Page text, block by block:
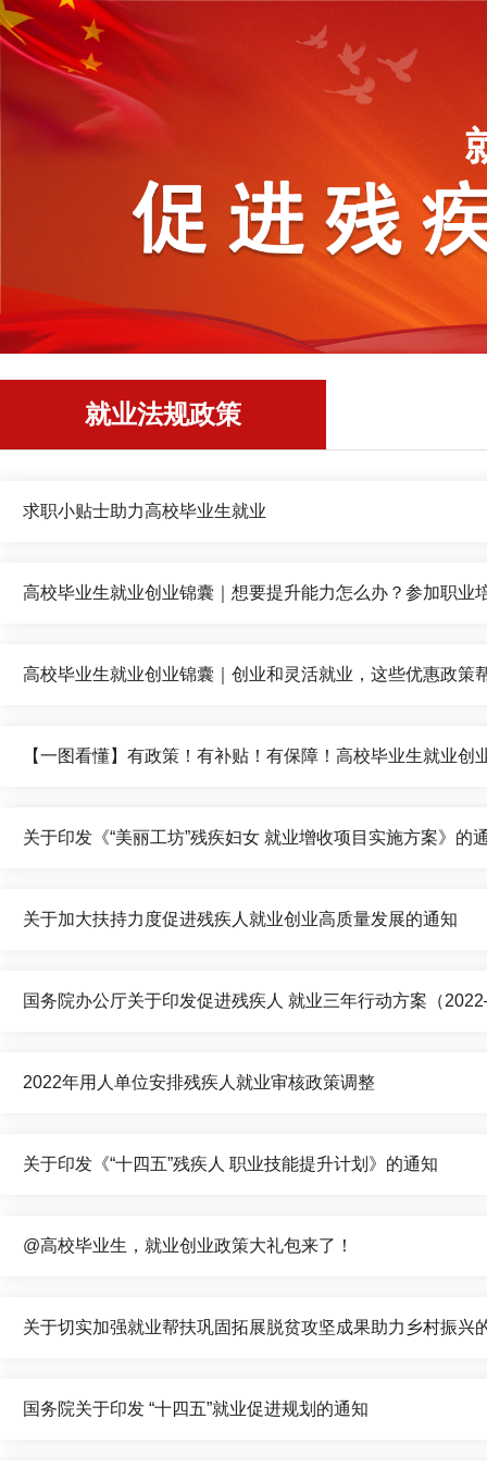
就业法规政策
求职小贴士助力高校毕业生就业
高校毕业生就业创业锦囊｜想要提升能力怎么办？参加职业
高校毕业生就业创业锦囊｜创业和灵活就业，这些优惠政策
【一图看懂】有政策！有补贴！有保障！高校毕业生就业创
关于印发《“美丽工坊”残疾妇女 就业增收项目实施方案》的
关于加大扶持力度促进残疾人就业创业高质量发展的通知
国务院办公厅关于印发促进残疾人 就业三年行动方案（
2022年用人单位安排残疾人就业审核政策调整
关于印发《“十四五”残疾人 职业技能提升计划》的通知
@高校毕业生，就业创业政策大礼包来了！
关于切实加强就业帮扶巩固拓展脱贫攻坚成果助力乡村振兴
国务院关于印发 “十四五”就业促进规划的通知